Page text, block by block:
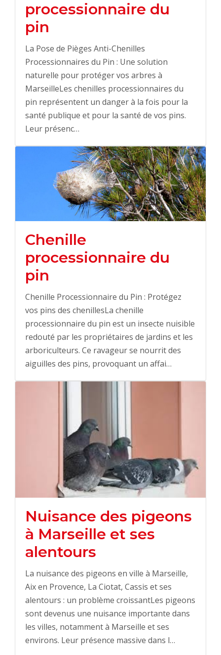
processionnaire du
pin
La Pose de Pièges Anti-Chenilles
Processionnaires du Pin : Une solution
naturelle pour protéger vos arbres à
MarseilleLes chenilles processionnaires du
pin représentent un danger à la fois pour la
santé publique et pour la santé de vos pins.
Leur présenc…
Chenille
processionnaire du
pin
Chenille Processionnaire du Pin : Protégez
vos pins des chenillesLa chenille
processionnaire du pin est un insecte nuisible
redouté par les propriétaires de jardins et les
arboriculteurs. Ce ravageur se nourrit des
aiguilles des pins, provoquant un affai…
Nuisance des pigeons
à Marseille et ses
alentours
La nuisance des pigeons en ville à Marseille,
Aix en Provence, La Ciotat, Cassis et ses
alentours : un problème croissantLes pigeons
sont devenus une nuisance importante dans
les villes, notamment à Marseille et ses
environs. Leur présence massive dans l…